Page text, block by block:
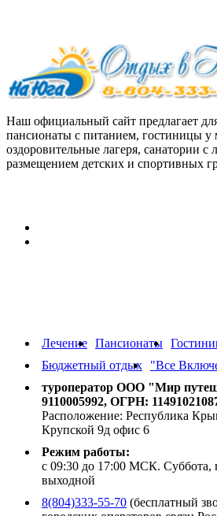
Наш официальный сайт предлагает
пансионаты с питанием, гостиницы у
оздоровительные лагеря, санатории с
размещением детских и спортивных
Лечение Пансионаты
Бюджетный отдых
"Все
туроператор ООО "Мир
9110005992, ОГРН:
Расположение: Республика
Крупской 9д офис 6
Режим работы:
с 09:30 до 17:00 МСК. Суббота,
выходной
8(804)333-55-70 (бесплатный